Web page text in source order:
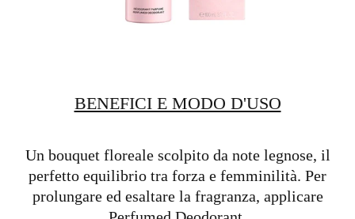
BENEFICI E MODO D'USO
Un bouquet floreale scolpito da note legnose, il
perfetto equilibrio tra forza e femminilità. Per
prolungare ed esaltare la fragranza, applicare